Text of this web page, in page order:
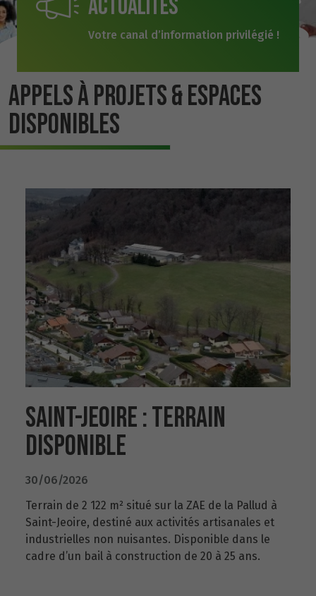
Actualités
Votre canal d’information privilégié !
APPELS À PROJETS & ESPACES
DISPONIBLES
SAINT-JEOIRE : TERRAIN
DISPONIBLE
30/06/2026
Terrain de 2 122 m² situé sur la ZAE de la Pallud à
Saint-Jeoire, destiné aux activités artisanales et
industrielles non nuisantes. Disponible dans le
cadre d’un bail à construction de 20 à 25 ans.